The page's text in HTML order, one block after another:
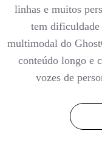
linhas e muitos
tem
multimodal do
conteúdo longo e
vozes de